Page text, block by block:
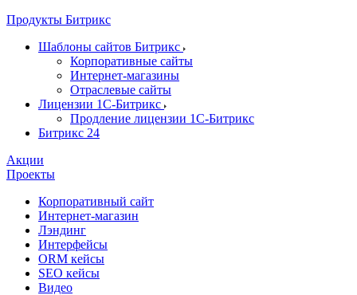
Продукты Битрикс
Шаблоны сайтов Битрикс
Корпоративные сайты
Интернет-магазины
Отраслевые сайты
Лицензии 1С-Битрикс
Продление лицензии 1С-Битрикс
Битрикс 24
Акции
Проекты
Корпоративный сайт
Интернет-магазин
Лэндинг
Интерфейсы
ORM кейсы
SEO кейсы
Видео